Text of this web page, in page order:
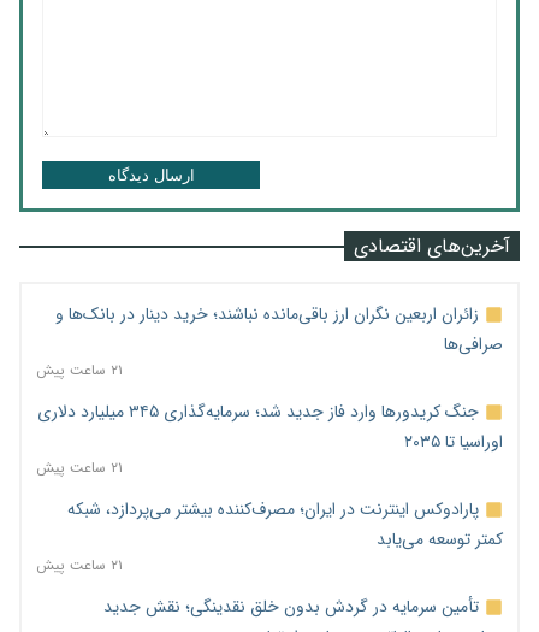
ارسال دیدگاه
آخرین‌های اقتصادی
زائران اربعین نگران ارز باقی‌مانده نباشند؛ خرید دینار در بانک‌ها و
صرافی‌ها
۲۱ ساعت پیش
جنگ کریدورها وارد فاز جدید شد؛ سرمایه‌گذاری ۳۴۵ میلیارد دلاری
اوراسیا تا ۲۰۳۵
۲۱ ساعت پیش
پارادوکس اینترنت در ایران؛ مصرف‌کننده بیشتر می‌پردازد، شبکه
کمتر توسعه می‌یابد
۲۱ ساعت پیش
تأمین سرمایه در گردش بدون خلق نقدینگی؛ نقش جدید